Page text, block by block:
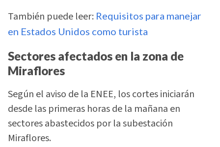
También puede leer: Requisitos para manejar
en Estados Unidos como turista
Sectores afectados en la zona de
Miraflores
Según el aviso de la ENEE, los cortes iniciarán
desde las primeras horas de la mañana en
sectores abastecidos por la subestación
Miraflores.